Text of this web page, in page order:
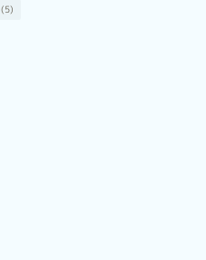
(5)